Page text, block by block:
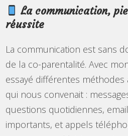
La communication,
réussite
La communication est sans
de la co-parentalité. Avec
essayé différentes
qui nous convenait :
questions quotidiennes,
importants, et appels